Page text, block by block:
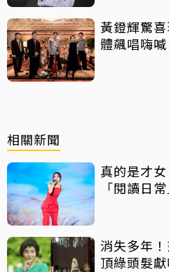
黃鐙輝驚
體飆唱嗨喊
相關新聞
真的是才
「閱讀日
消失多年
頂綠頭髮